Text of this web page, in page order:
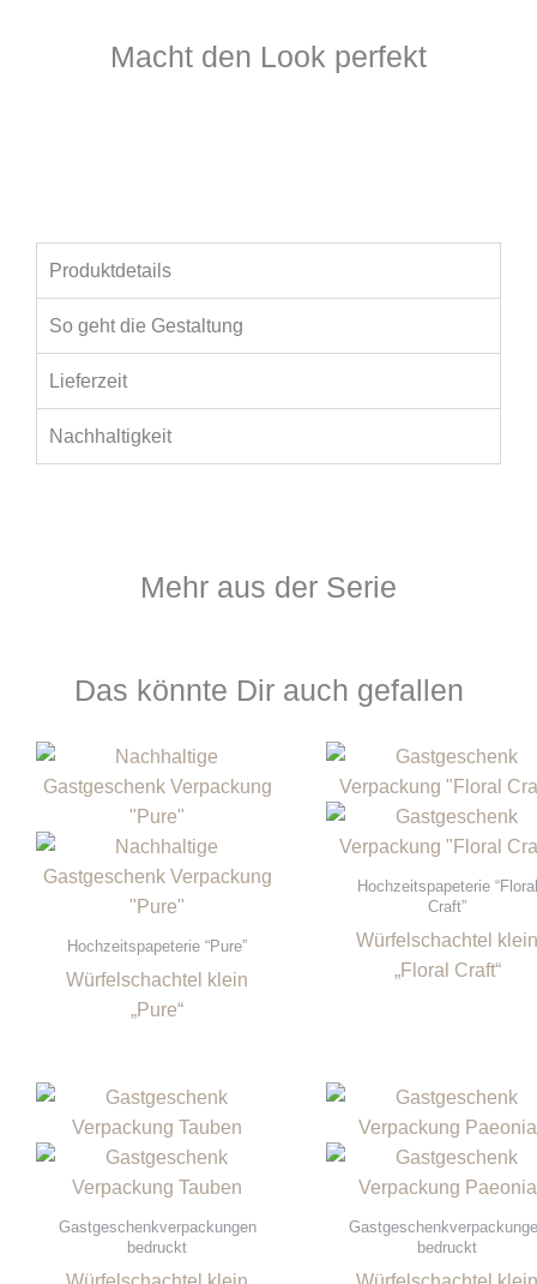
Macht den Look perfekt
Produktdetails
So geht die Gestaltung
Lieferzeit
Nachhaltigkeit
Mehr aus der Serie
Das könnte Dir auch gefallen
Hochzeitspapeterie “Pure”
Würfelschachtel klein
„Pure“
Hochzeitspapeterie “Floral
Craft”
Würfelschachtel
„Floral Craft“
Gastgeschenkverpackungen
bedruckt
bedruckt